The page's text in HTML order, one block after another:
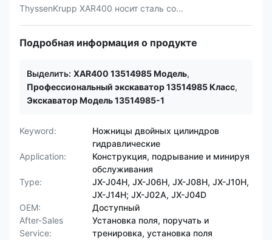
ThyssenKrupp XAR400 носит сталь со...
Подробная информация о продукте
Выделить: XAR400 13514985 Модель,
Профессиональный экскаватор 13514985 Класс,
Экскаватор Модель 13514985-1
Keyword:
Ножницы двойных цилиндров
гидравлические
Application:
Конструкция, подрывание и минируя
обслуживания
Type:
JX-J04H, JX-J06H, JX-J08H, JX-J10H,
JX-J14H; JX-J02A, JX-J04D
OEM:
Доступный
After-Sales
Service:
Установка поля, поручать и
тренировка, установка поля